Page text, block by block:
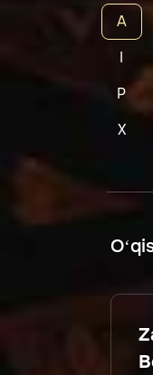
A
I
P
X